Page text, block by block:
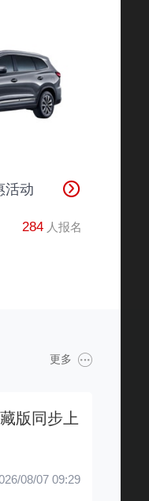
1分钟前
活动
284 人报名
更多
版同步上
08/07 09:29